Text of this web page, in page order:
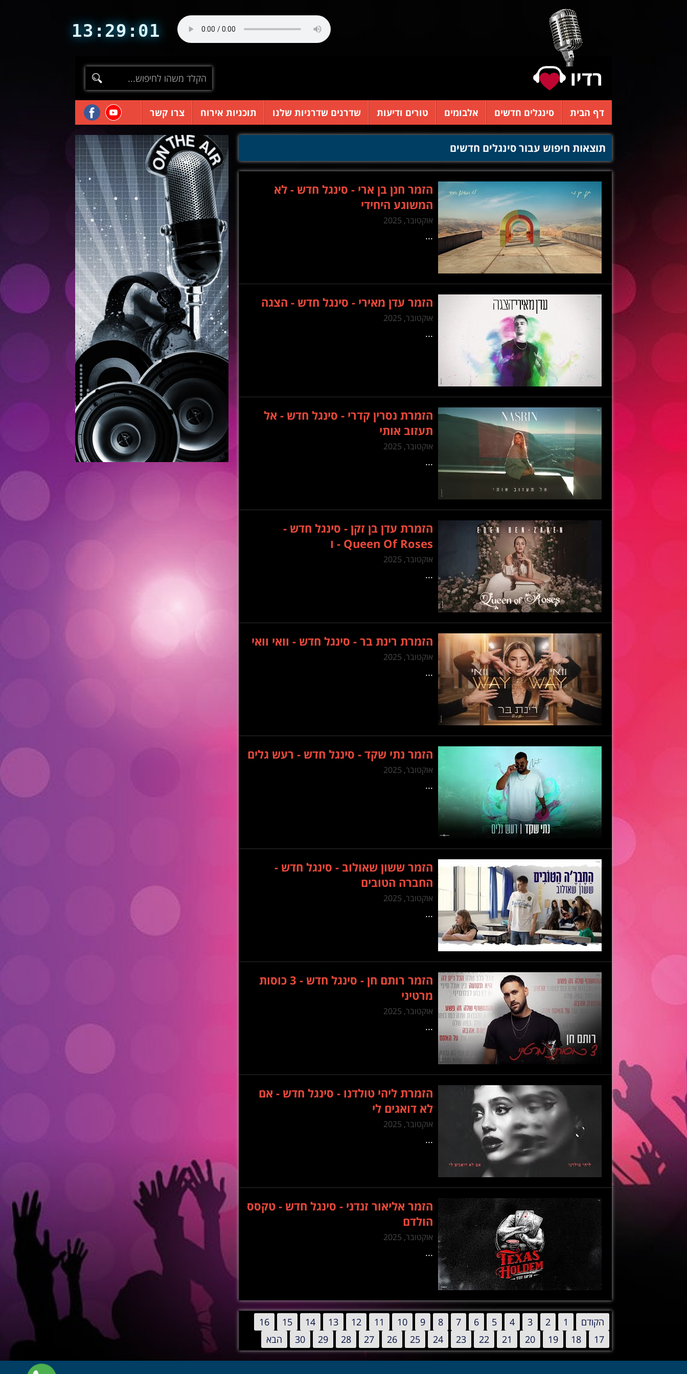
13:29:02
דף הבית סינגלים חדשים אלבומים טורים ודיעות שדרנים שדרניות שלנו תוכניות אירוח צרו קשר
תוצאות חיפוש עבור סינגלים חדשים
הזמר חנן בן ארי - סינגל חדש - לא
המשוגע היחידי
אוקטובר, 2025
...
הזמר עדן מאירי - סינגל חדש - הצגה
אוקטובר, 2025
...
הזמרת נסרין קדרי - סינגל חדש - אל
תעזוב אותי
אוקטובר, 2025
...
הזמרת עדן בן זקן - סינגל חדש -
Queen Of Roses - ו
אוקטובר, 2025
...
הזמרת רינת בר - סינגל חדש - וואי וואי
אוקטובר, 2025
...
הזמר נתי שקד - סינגל חדש - רעש גלים
אוקטובר, 2025
...
הזמר ששון שאולוב - סינגל חדש -
החברה הטובים
אוקטובר, 2025
...
הזמר רותם חן - סינגל חדש - 3 כוסות
מרטיני
אוקטובר, 2025
...
הזמרת ליהי טולדנו - סינגל חדש - אם
לא דואגים לי
אוקטובר, 2025
...
הזמר אליאור זנדני - סינגל חדש - טקסס
הולדם
אוקטובר, 2025
...
הקודם 1
2
3
4
5
6
7
8
9
10
11
12
13
14
15
16
17
18
19
20
21
22
23
24
25
26
27
28
29
30 הבא